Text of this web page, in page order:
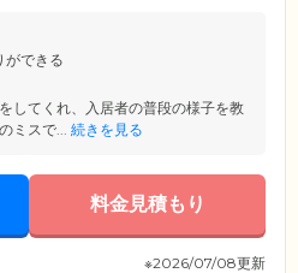
ができる
してくれ、入居者の普段の様子を教
ミスで... 続きを見る
料金見積もり
※2026/07/08更新